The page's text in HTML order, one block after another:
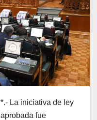
*.- La iniciativa de ley
aprobada fue